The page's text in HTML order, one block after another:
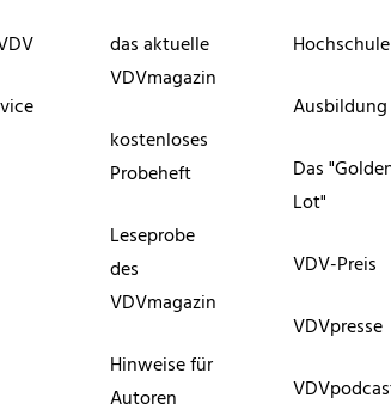
das aktuelle
VDVmagazin
kostenloses
Probeheft
Leseprobe
des
VDVmagazin
Hinweise für
Autoren
Ausbildung
Das
Lot"
VDV-Preis
VDVpresse